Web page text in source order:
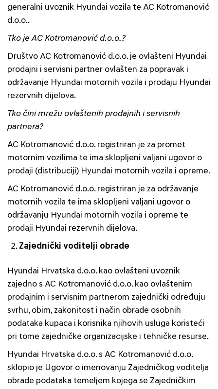
generalni uvoznik Hyundai vozila te AC Kotromanović
d.o.o..
Tko je AC Kotromanović d.o.o.?
Društvo AC Kotromanović d.o.o. je ovlašteni Hyundai
prodajni i servisni partner ovlašten za popravak i
održavanje Hyundai motornih vozila i prodaju Hyundai
rezervnih dijelova.
Tko čini mrežu ovlaštenih prodajnih i servisnih
partnera?
AC Kotromanović d.o.o. registriran je za promet
motornim vozilima te ima sklopljeni valjani ugovor o
prodaji (distribuciji) Hyundai motornih vozila i opreme.
AC Kotromanović d.o.o. registriran je za održavanje
motornih vozila te ima sklopljeni valjani ugovor o
održavanju Hyundai motornih vozila i opreme te
prodaji Hyundai rezervnih dijelova.
Zajednički voditelji obrade
Hyundai Hrvatska d.o.o. kao ovlašteni uvoznik
zajedno s AC Kotromanović d.o.o. kao ovlaštenim
prodajnim i servisnim partnerom zajednički određuju
svrhu, obim, zakonitost i način obrade osobnih
podataka kupaca i korisnika njihovih usluga koristeći
pri tome zajedničke organizacijske i tehničke resurse.
Hyundai Hrvatska d.o.o. s AC Kotromanović d.o.o.
sklopio je Ugovor o imenovanju Zajedničkog voditelja
obrade podataka temeljem kojega se Zajedničkim